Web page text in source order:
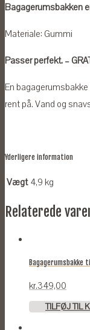
Bagagerumsbakken
Materiale: Gummi
Passer perfekt. –
En
rent på. Vand og
Yderligere information
Vægt 4,9 kg
Relaterede
Bagagerumsbakke
kr.349,00
TILFØJ TIL